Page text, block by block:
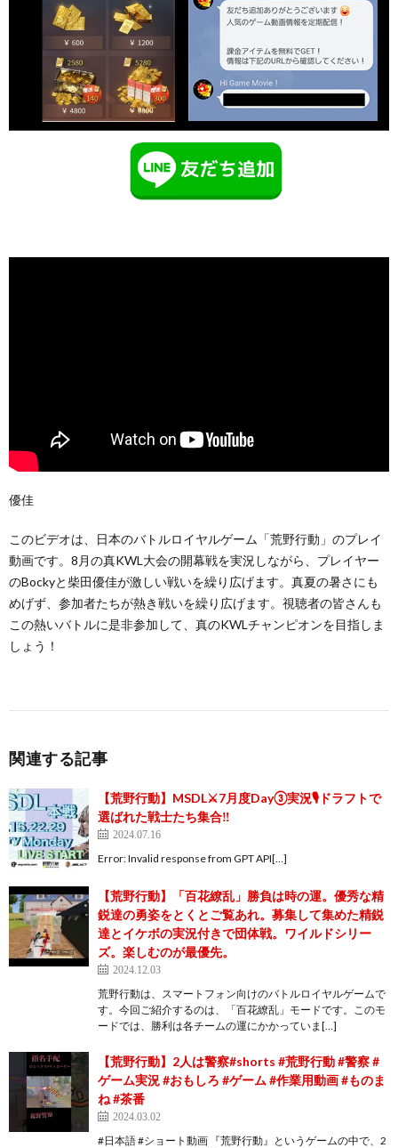
優佳
このビデオは、日本のバトルロイヤルゲーム「荒野行動」のプレイ
動画です。8月の真KWL大会の開幕戦を実況しながら、プレイヤー
のBockyと柴田優佳が激しい戦いを繰り広げます。真夏の暑さにも
めげず、参加者たちが熱き戦いを繰り広げます。視聴者の皆さんも
この熱いバトルに是非参加して、真のKWLチャンピオンを目指しま
しょう！
関連する記事
【荒野行動】MSDL⚔️7月度Day③実況🎙ドラフトで
選ばれた戦士たち集合‼️
2024.07.16
Error: Invalid response from GPT API[…]
【荒野行動】「百花繚乱」勝負は時の運。優秀な精
鋭達の勇姿をとくとご覧あれ。募集して集めた精鋭
達とイケボの実況付きで団体戦。ワイルドシリー
ズ。楽しむのが最優先。
2024.12.03
荒野行動は、スマートフォン向けのバトルロイヤルゲームで
す。今回ご紹介するのは、「百花繚乱」モードです。このモ
ードでは、勝利は各チームの運にかかっていま[…]
【荒野行動】2人は警察#shorts #荒野行動 #警察 #
ゲーム実況 #おもしろ #ゲーム #作業用動画 #ものま
ね #茶番
2024.03.02
#日本語 #ショート動画 『荒野行動』というゲームの中で、2